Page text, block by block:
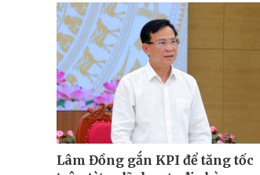
Lâm Đồng gắn KPI để tăng tốc